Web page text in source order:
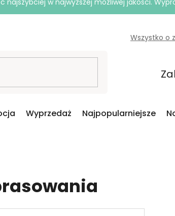
w najwyższej możliwej jakości.
Wszystko o
Wyprzedaż Najpopularniejsze